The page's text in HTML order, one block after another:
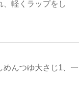
軽くラップをし
めんつゆ大さじ1、一